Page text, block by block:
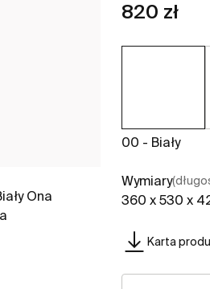
820 zł
00 - Biały
Wymiary
360 x 530 x
Karta